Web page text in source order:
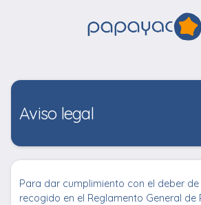
Aviso legal
Para dar cumplimiento con el deber
recogido en el Reglamento General de